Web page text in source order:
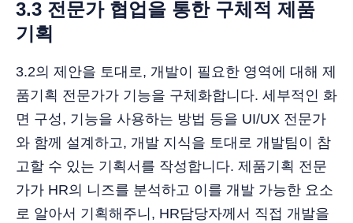
3.3 전문가 협업을 통한 구체적 제품
기획
3.2의 제안을 토대로, 개발이 필요한 영역에 대해 제
품기획 전문가가 기능을 구체화합니다. 세부적인 화
면 구성, 기능을 사용하는 방법 등을 UI/UX 전문가
와 함께 설계하고, 개발 지식을 토대로 개발팀이 참
고할 수 있는 기획서를 작성합니다. 제품기획 전문
가가 HR의 니즈를 분석하고 이를 개발 가능한 요소
로 알아서 기획해주니, HR담당자께서 직접 개발을